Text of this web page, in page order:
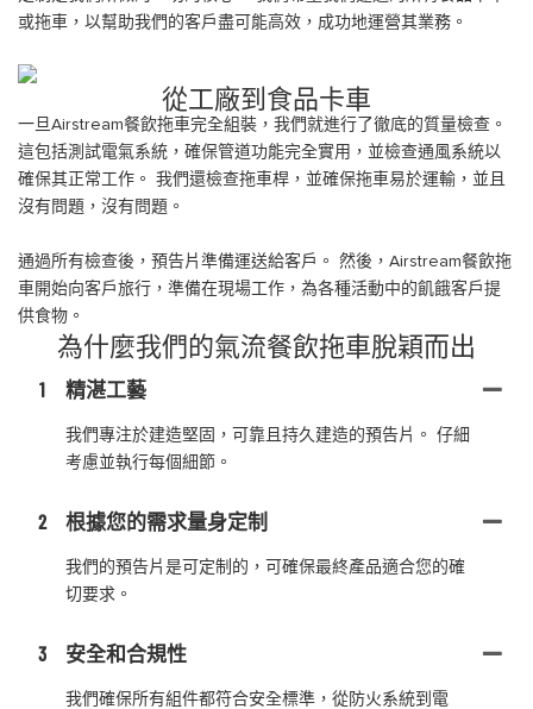
或拖車，以幫助我們的客戶盡可能高效，成功地運營其業務。
從工廠到食品卡車
一旦Airstream餐飲拖車完全組裝，我們就進行了徹底的質量檢查。
這包括測試電氣系統，確保管道功能完全實用，並檢查通風系統以
確保其正常工作。 我們還檢查拖車桿，並確保拖車易於運輸，並且
沒有問題，沒有問題。
通過所有檢查後，預告片準備運送給客戶。 然後，Airstream餐飲拖
車開始向客戶旅行，準備在現場工作，為各種活動中的飢餓客戶提
供食物。
為什麼我們的氣流餐飲拖車脫穎而出
1 精湛工藝
我們專注於建造堅固，可靠且持久建造的預告片。 仔細
考慮並執行每個細節。
2 根據您的需求量身定制
我們的預告片是可定制的，可確保最終產品適合您的確
切要求。
3 安全和合規性
我們確保所有組件都符合安全標準，從防火系統到電